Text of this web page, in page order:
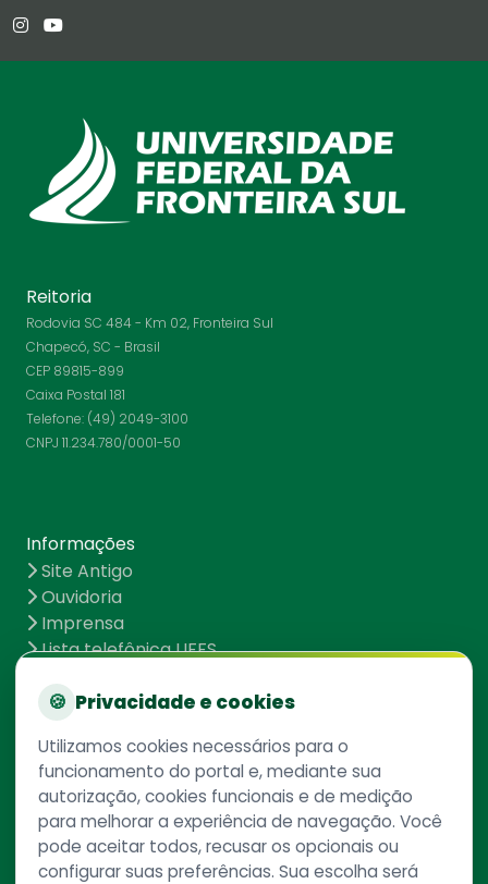
Reitoria
Rodovia SC 484 - Km 02, Fronteira Sul
Chapecó, SC - Brasil
CEP 89815-899
Caixa Postal 181
Telefone: (49) 2049-3100
CNPJ 11.234.780/0001-50
Informações
Site Antigo
Ouvidoria
Imprensa
Lista telefônica UFFS
UFFS contra o Aedes
Mapa do site
Redes Sociais
🍪 Privacidade e cookies
Utilizamos cookies necessários para o
funcionamento do portal e, mediante sua
autorização, cookies funcionais e de medição
para melhorar a experiência de navegação. Você
pode aceitar todos, recusar os opcionais ou
configurar suas preferências. Sua escolha será